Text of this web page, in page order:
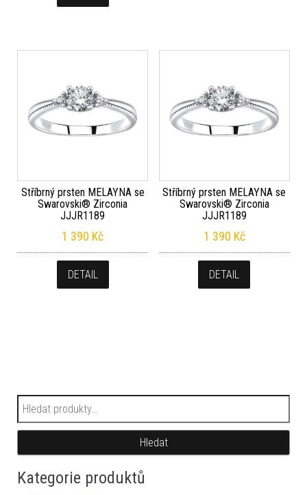
Stříbrný prsten MELAYNA se
Swarovski® Zirconia
JJJR1189
1 390 Kč
DETAIL
Stříbrný prsten MELAYNA se
Swarovski® Zirconia
JJJR1189
1 390 Kč
DETAIL
Hledat:
Hledat
Kategorie produktů